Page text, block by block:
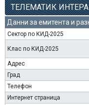
Данни за емитента и
Сектор по КИД-2025
Клас по КИД-2025
Адрес
Град
Телефон
Интернет страница